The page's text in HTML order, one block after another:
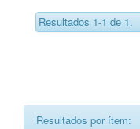
Resultados 1-1 de 1.
Resultados por ítem: